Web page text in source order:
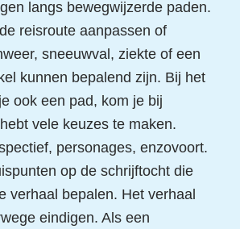
langs bewegwijzerde paden.
reisroute aanpassen of
sneeuwval, ziekte of een
kunnen bepalend zijn. Bij het
ook een pad, kom je bij
vele keuzes te maken.
personages, enzovoort.
op de schrijftocht die
verhaal bepalen. Het verhaal
eindigen. Als een